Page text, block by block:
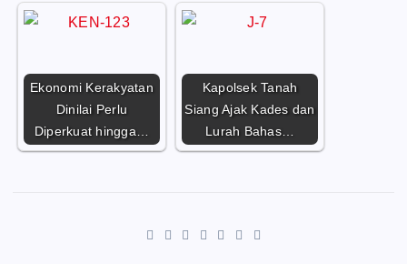
Ekonomi Kerakyatan
Dinilai Perlu
Diperkuat hingga…
Kapolsek Tanah
Siang Ajak Kades dan
Lurah Bahas…